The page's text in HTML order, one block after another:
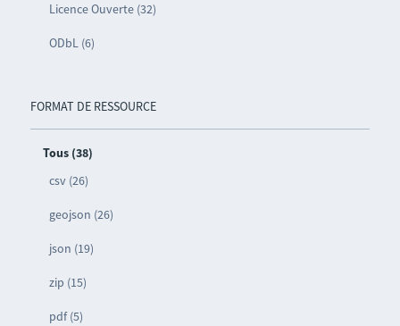
Licence Ouverte (32)
ODbL (6)
FORMAT DE RESSOURCE
Tous (38)
csv (26)
geojson (26)
json (19)
zip (15)
pdf (5)